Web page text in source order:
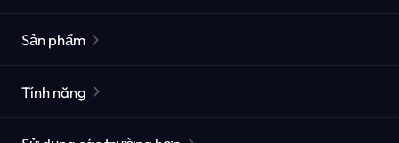
Sản phẩm
Tính năng